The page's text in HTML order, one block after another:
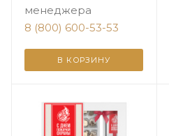
менеджера
8 (800) 600-53-53
В КОРЗИНУ